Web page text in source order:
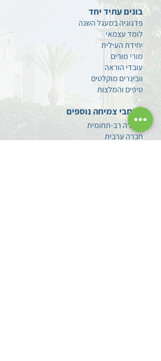
בונים עתיד יחד
פדגוגיה במעגל השנה
לומד עצמאי
יחידת העילית
מורי מורים
עובדי הוראה
וובינרים מוקלטים
טיפים והמלצות
מרחבי צמיחה נוספים
למידה רב-תחומית
חברה ערבית